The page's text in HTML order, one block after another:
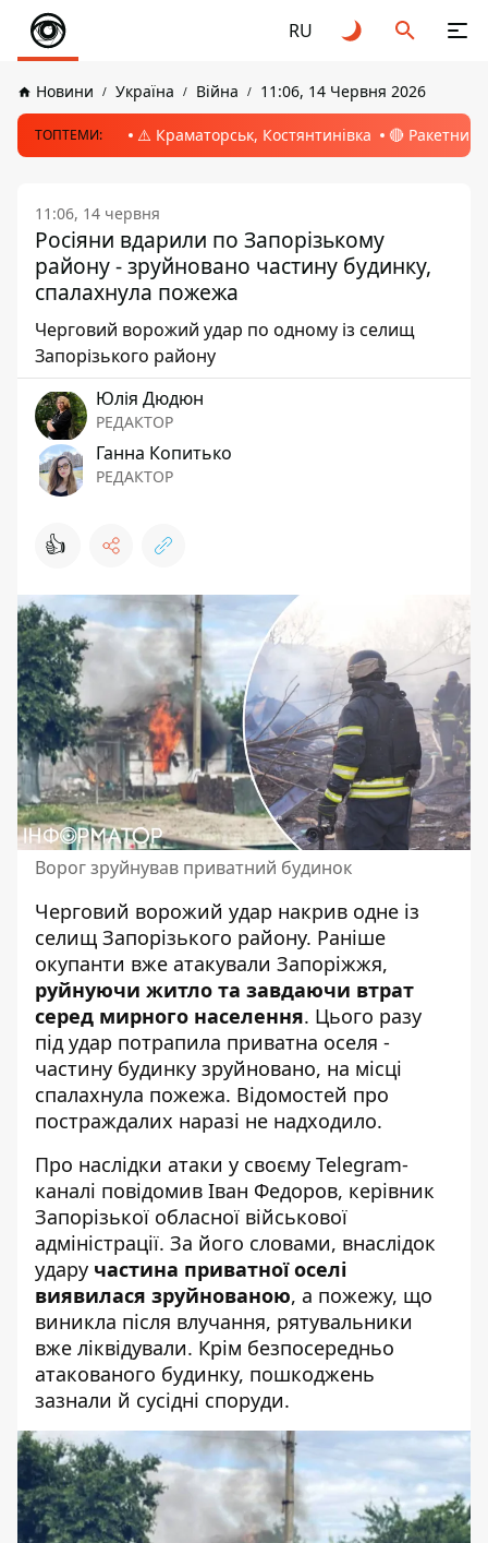
RU
Новини Україна Війна 11:06, 14 Червня 2026
ТОПТЕМИ: ⚠️ Краматорськ, Костянтинівка 🔴 Ракетний
11:06, 14 червня
Росіяни вдарили по Запорізькому
району - зруйновано частину будинку,
спалахнула пожежа
Черговий ворожий удар по одному із селищ
Запорізького району
Юлія Дюдюн
РЕДАКТОР
Ганна Копитько
РЕДАКТОР
👍
Ворог зруйнував приватний будинок
Черговий ворожий удар накрив одне із
селищ Запорізького району. Раніше
окупанти вже атакували Запоріжжя,
руйнуючи житло та завдаючи втрат
серед мирного населення. Цього разу
під удар потрапила приватна оселя -
частину будинку зруйновано, на місці
спалахнула пожежа. Відомостей про
постраждалих наразі не надходило.
Про наслідки атаки у своєму Telegram-
каналі повідомив Іван Федоров, керівник
Запорізької обласної військової
адміністрації. За його словами, внаслідок
удару частина приватної оселі
виявилася зруйнованою, а пожежу, що
виникла після влучання, рятувальники
вже ліквідували. Крім безпосередньо
атакованого будинку, пошкоджень
зазнали й сусідні споруди.